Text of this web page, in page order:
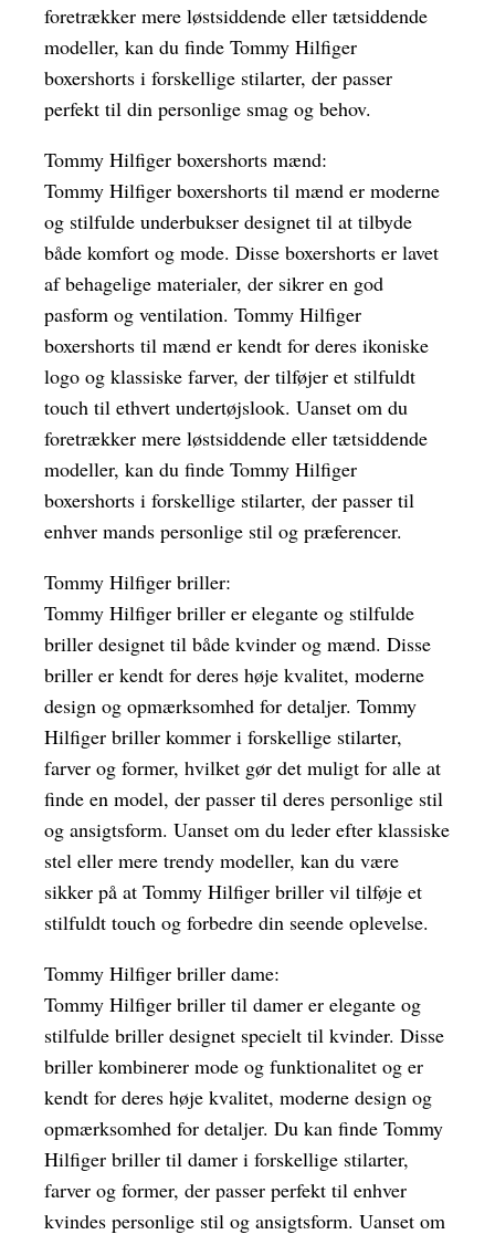
foretrækker mere løstsiddende eller tætsiddende
modeller, kan du finde Tommy Hilfiger
boxershorts i forskellige stilarter, der passer
perfekt til din personlige smag og behov.
Tommy Hilfiger boxershorts mænd:
Tommy Hilfiger boxershorts til mænd er moderne
og stilfulde underbukser designet til at tilbyde
både komfort og mode. Disse boxershorts er lavet
af behagelige materialer, der sikrer en god
pasform og ventilation. Tommy Hilfiger
boxershorts til mænd er kendt for deres ikoniske
logo og klassiske farver, der tilføjer et stilfuldt
touch til ethvert undertøjslook. Uanset om du
foretrækker mere løstsiddende eller tætsiddende
modeller, kan du finde Tommy Hilfiger
boxershorts i forskellige stilarter, der passer til
enhver mands personlige stil og præferencer.
Tommy Hilfiger briller:
Tommy Hilfiger briller er elegante og stilfulde
briller designet til både kvinder og mænd. Disse
briller er kendt for deres høje kvalitet, moderne
design og opmærksomhed for detaljer. Tommy
Hilfiger briller kommer i forskellige stilarter,
farver og former, hvilket gør det muligt for alle at
finde en model, der passer til deres personlige stil
og ansigtsform. Uanset om du leder efter klassiske
stel eller mere trendy modeller, kan du være
sikker på at Tommy Hilfiger briller vil tilføje et
stilfuldt touch og forbedre din seende oplevelse.
Tommy Hilfiger briller dame:
Tommy Hilfiger briller til damer er elegante og
stilfulde briller designet specielt til kvinder. Disse
briller kombinerer mode og funktionalitet og er
kendt for deres høje kvalitet, moderne design og
opmærksomhed for detaljer. Du kan finde Tommy
Hilfiger briller til damer i forskellige stilarter,
farver og former, der passer perfekt til enhver
kvindes personlige stil og ansigtsform. Uanset om